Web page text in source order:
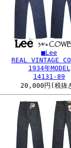
■Lee
REAL VINTAGE
1934年MODEL
14131-89
20,000円(税抜